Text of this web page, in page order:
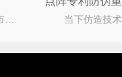
伴随着市场经济的不断发展，如今市场上有着不少的假冒伪劣的产品，严重的损害了企业与消费者之间